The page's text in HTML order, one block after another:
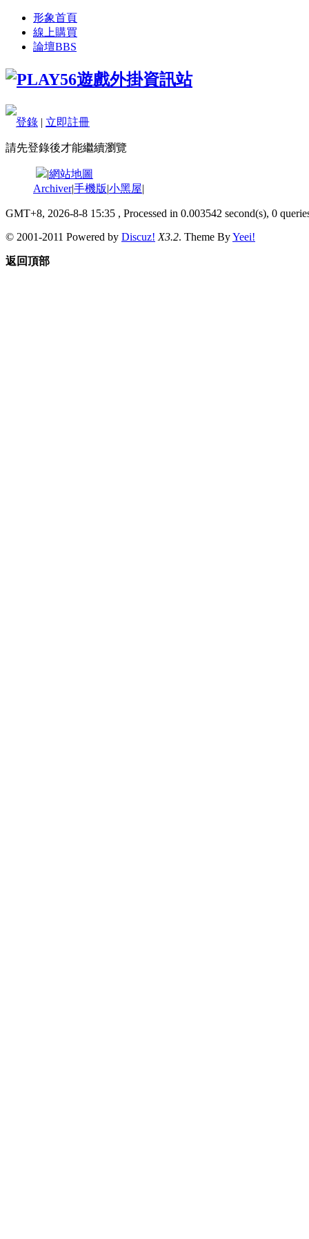
形象首頁
線上購買
論壇BBS
登錄 | 立即註冊
請先登錄後才能繼續瀏覽
|網站地圖
Archiver|手機版|小黑屋|
GMT+8, 2026-8-8 15:35 , Processed in 0.003542 second(s), 0
© 2001-2011 Powered by Discuz! X3.2. Theme ByYeei!
返回頂部